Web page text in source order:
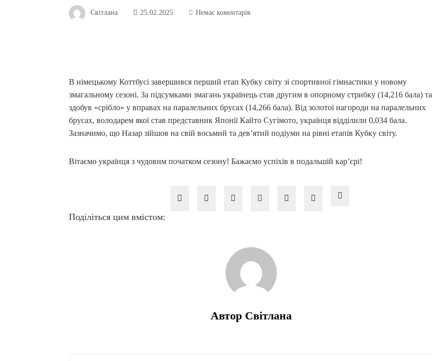
Світлана 25.02.2025 Немає коментарів
В німецькому Коттбусі завершився перший етап Кубку світу зі спортивної гімнастики у новому
змагальному сезоні. За підсумками змагань українець став другим в опорному стрибку (14,216 бала) та
здобув «срібло» у вправах на паралельних брусах (14,266 бала). Від золотої нагороди на паралельних
брусах, володарем якої став представник Японії Кайто Сугімото, українця відділили 0,034 бала.
Зазначимо, що Назар зійшов на свій восьмий та дев’ятий подіуми на рівні етапів Кубку світу.
Вітаємо українця з чудовим початком сезону! Бажаємо успіхів в подальшій кар’єрі!
Поділіться цим вмістом:
Автор Світлана